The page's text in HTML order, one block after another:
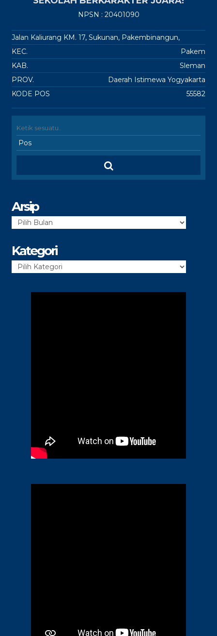
NPSN : 20401090
Jalan Kaliurang KM. 17, Sukunan, Pakembinangun,
KEC.
Pakem
KAB.
Sleman
PROV.
Daerah Istimewa Yogyakarta
KODE POS
55582
Arsip
Arsip
Kategori
Kategori